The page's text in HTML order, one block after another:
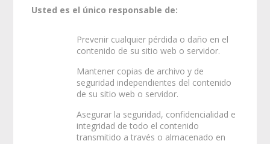
Usted es el único responsable de:
Prevenir cualquier pérdida o daño en el
contenido de su sitio web o servidor.
Mantener copias de archivo y de
seguridad independientes del contenido
de su sitio web o servidor.
Asegurar la seguridad, confidencialidad e
integridad de todo el contenido
transmitido a través o almacenado en